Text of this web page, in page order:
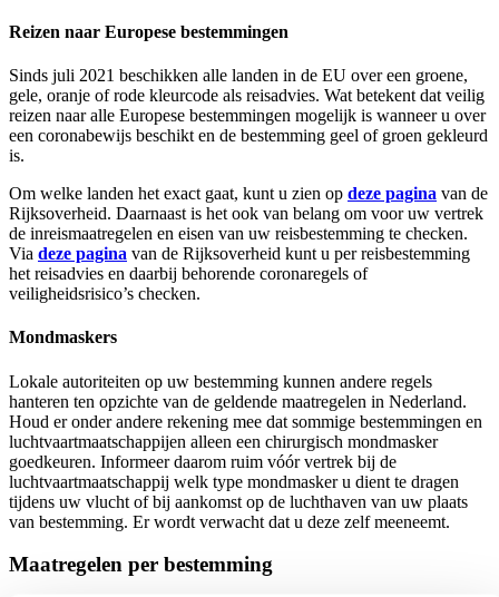
Reizen naar Europese bestemmingen
Sinds juli 2021 beschikken alle landen in de EU over een groene,
gele, oranje of rode kleurcode als reisadvies. Wat betekent dat veilig
reizen naar alle Europese bestemmingen mogelijk is wanneer u over
een coronabewijs beschikt en de bestemming geel of groen gekleurd
is.
Om welke landen het exact gaat, kunt u zien op deze pagina van de
Rijksoverheid. Daarnaast is het ook van belang om voor uw vertrek
de inreismaatregelen en eisen van uw reisbestemming te checken.
Via deze pagina van de Rijksoverheid kunt u per reisbestemming
het reisadvies en daarbij behorende coronaregels of
veiligheidsrisico’s checken.
Mondmaskers
Lokale autoriteiten op uw bestemming kunnen andere regels
hanteren ten opzichte van de geldende maatregelen in Nederland.
Houd er onder andere rekening mee dat sommige bestemmingen en
luchtvaartmaatschappijen alleen een chirurgisch mondmasker
goedkeuren. Informeer daarom ruim vóór vertrek bij de
luchtvaartmaatschappij welk type mondmasker u dient te dragen
tijdens uw vlucht of bij aankomst op de luchthaven van uw plaats
van bestemming. Er wordt verwacht dat u deze zelf meeneemt.
Maatregelen per bestemming